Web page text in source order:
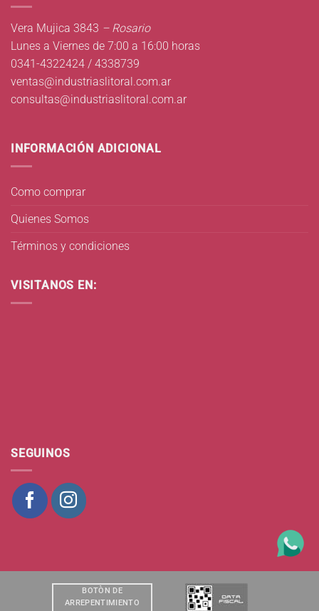
Vera Mujica 3843 – Rosario
Lunes a Viernes de 7:00 a 16:00 horas
0341-4322424 / 4338739
ventas@industriaslitoral.com.ar
consultas@industriaslitoral.com.ar
INFORMACIÓN ADICIONAL
Como comprar
Quienes Somos
Términos y condiciones
VISITANOS EN:
SEGUINOS
BOTÒN DE
ARREPENTIMIENTO